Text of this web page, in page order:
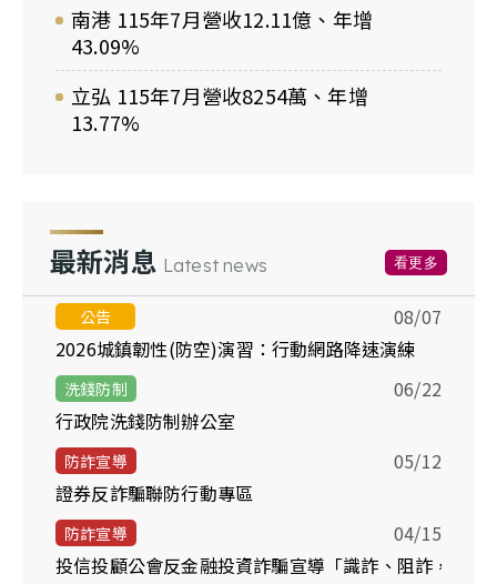
南港 115年7月營收12.11億、年增
43.09%
立弘 115年7月營收8254萬、年增
13.77%
最新消息 Latest news 看更多
公告
2026城鎮韌性(防空)演習：行動網路降速演練
08/07
洗錢防制
行政院洗錢防制辦公室
06/22
防詐宣導
證券反詐騙聯防行動專區
05/12
防詐宣導
投信投顧公會反金融投資詐騙宣導「識詐、阻詐，你我
04/15